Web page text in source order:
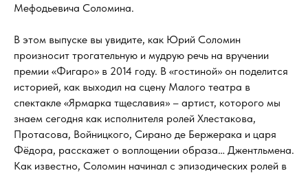
Мефодьевича Соломина.
В этом выпуске вы увидите, как Юрий Соломин
произносит трогательную и мудрую речь на вручении
премии «Фигаро» в 2014 году. В «гостиной» он поделится
историей, как выходил на сцену Малого театра в
спектакле «Ярмарка тщеславия» – артист, которого мы
знаем сегодня как исполнителя ролей Хлестакова,
Протасова, Войницкого, Сирано де Бержерака и царя
Фёдора, расскажет о воплощении образа… Джентльмена.
Как известно, Соломин начинал с эпизодических ролей в